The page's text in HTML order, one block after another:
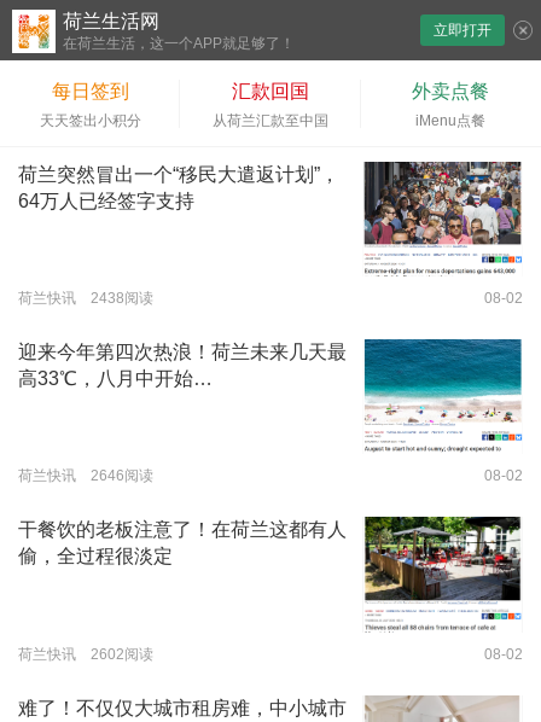
荷兰生活网
在荷兰生活，这一个APP就足够了！
立即打开
每日签到
天天签出小积分
汇款回国
从荷兰汇款至中国
外卖点餐
iMenu点餐
荷兰突然冒出一个“移民大遣返计划”，
64万人已经签字支持
荷兰快讯 2438阅读 08-02
迎来今年第四次热浪！荷兰未来几天最
高33℃，八月中开始…
荷兰快讯 2646阅读 08-02
干餐饮的老板注意了！在荷兰这都有人
偷，全过程很淡定
荷兰快讯 2602阅读 08-02
难了！不仅仅大城市租房难，中小城市